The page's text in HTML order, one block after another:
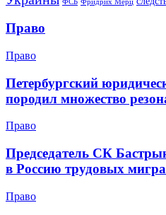
Право
Право
Петербургский
породил множество
Право
Председатель СК
в Россию трудовых
Право